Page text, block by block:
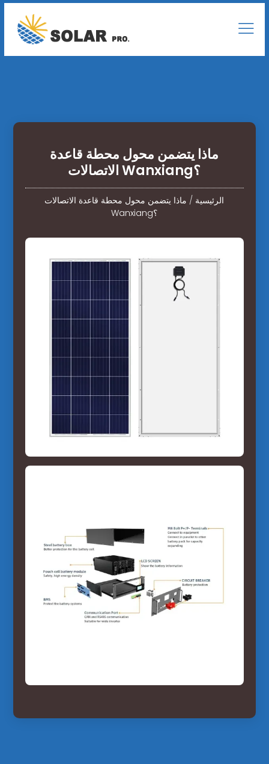
ماذا يتضمن محول محطة قاعدة
الاتصالات Wanxiang؟
الرئيسية / ماذا يتضمن محول محطة قاعدة الاتصالات
Wanxiang؟